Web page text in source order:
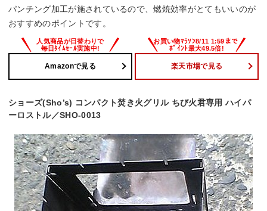
パンチング加工が施されているので、燃焼効率がとてもいいのが
おすすめのポイントです。
Amazonで見る 楽天市場で見る
ショーズ(Sho’s) コンパクト焚き火グリル ちび火君専用 ハイパ
ーロストル／SHO-0013